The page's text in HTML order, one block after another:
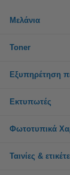
Μελάνια
Toner
Εξυπηρέτηση
Εκτυπωτές
Φωτοτυπικά
Ταινίες &